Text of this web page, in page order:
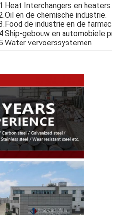
staalblad
staalrol
staalblad
staalrol
1.Heat Interchangers en heaters.2.
en de chemische industrie.
de industrie en de
4.Ship-gebouw en automobiele
5.Water vervoerssystemen